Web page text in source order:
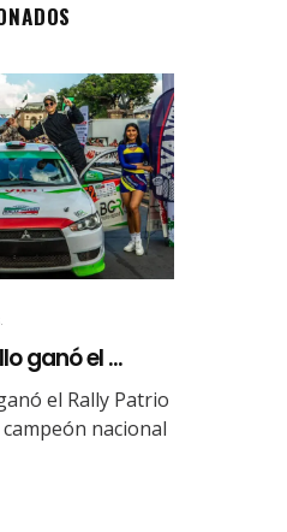
ganó el ...
el Rally Patrio
nacional